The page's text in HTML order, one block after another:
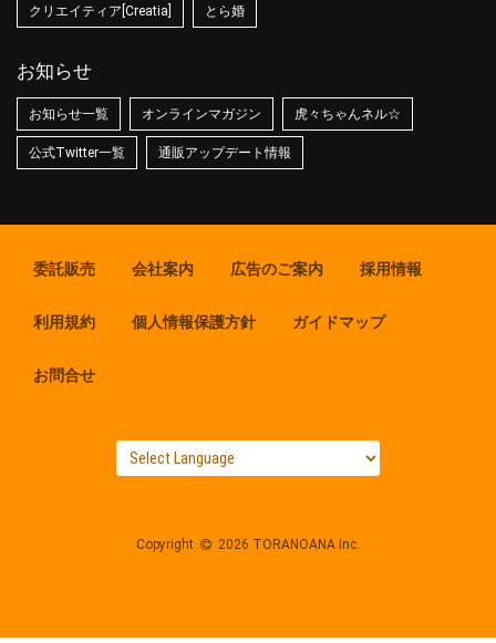
クリエイティア[Creatia] とら婚
お知らせ
お知らせ一覧 オンラインマガジン 虎々ちゃんネル☆
公式Twitter一覧 通販アップデート情報
委託販売 会社案内 広告のご案内 採用情報
利用規約 個人情報保護方針 ガイドマップ
お問合せ
Copyright 2026 TORANOANA Inc.